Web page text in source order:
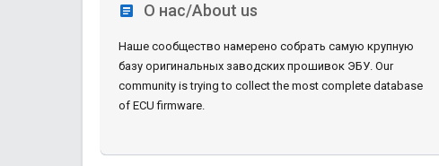
О нас/About us
Наше сообщество намерено собрать самую крупную
базу оригинальных заводских прошивок ЭБУ. Our
community is trying to collect the most complete database
of ECU firmware.